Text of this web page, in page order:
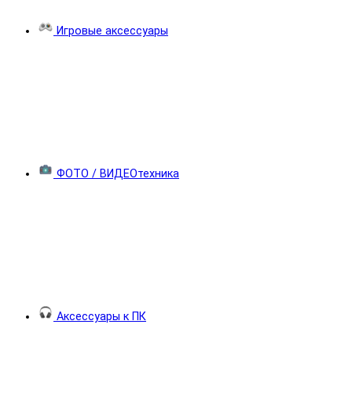
Игровые аксессуары
ФОТО / ВИДЕОтехника
Аксессуары к ПК